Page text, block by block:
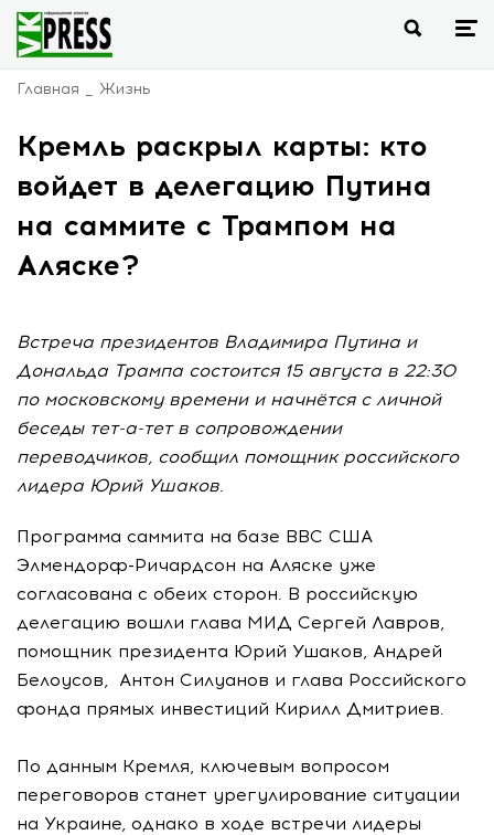
Главная Жизнь
Кремль раскрыл карты: кто
войдет в делегацию Путина
на саммите с Трампом на
Аляске?
Встреча президентов Владимира Путина и
Дональда Трампа состоится 15 августа в 22:30
по московскому времени и начнётся с личной
беседы тет-а-тет в сопровождении
переводчиков, сообщил помощник российского
лидера Юрий Ушаков.
Программа саммита на базе ВВС США
Элмендорф-Ричардсон на Аляске уже
согласована с обеих сторон. В российскую
делегацию вошли глава МИД Сергей Лавров,
помощник президента Юрий Ушаков, Андрей
Белоусов, Антон Силуанов и глава Российского
фонда прямых инвестиций Кирилл Дмитриев.
По данным Кремля, ключевым вопросом
переговоров станет урегулирование ситуации
на Украине, однако в ходе встречи лидеры